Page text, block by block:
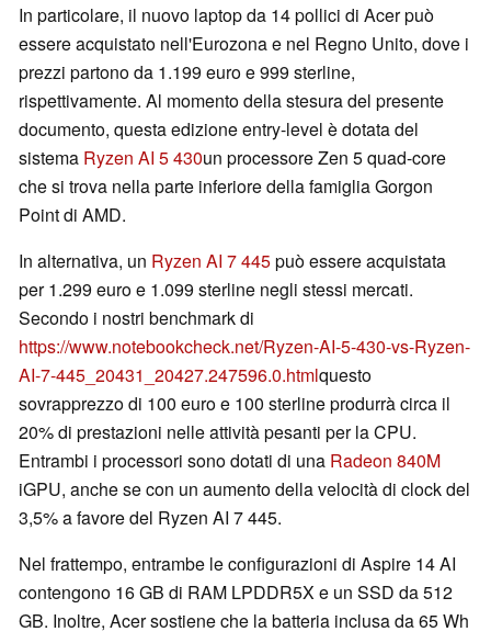
In particolare, il nuovo laptop da 14 pollici di Acer può
essere acquistato nell'Eurozona e nel Regno Unito, dove i
prezzi partono da 1.199 euro e 999 sterline,
rispettivamente. Al momento della stesura del presente
documento, questa edizione entry-level è dotata del
sistema Ryzen AI 5 430un processore Zen 5 quad-core
che si trova nella parte inferiore della famiglia Gorgon
Point di AMD.
In alternativa, un Ryzen AI 7 445può essere acquistata
per 1.299 euro e 1.099 sterline negli stessi mercati.
Secondo i nostri benchmark di
https://www.notebookcheck.net/Ryzen-AI-5-430-vs-Ryzen-
AI-7-445_20431_20427.247596.0.htmlquesto
sovrapprezzo di 100 euro e 100 sterline produrrà circa il
20% di prestazioni nelle attività pesanti per la CPU.
Entrambi i processori sono dotati di una Radeon 840M
iGPU, anche se con un aumento della velocità di clock del
3,5% a favore del Ryzen AI 7 445.
Nel frattempo, entrambe le configurazioni di Aspire 14 AI
contengono 16 GB di RAM LPDDR5X e un SSD da 512
GB. Inoltre, Acer sostiene che la batteria inclusa da 65 Wh